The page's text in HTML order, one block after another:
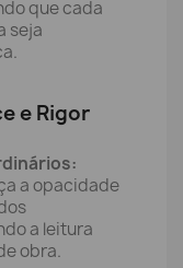
que cada
seja
e Rigor
a opacidade
a leitura
obra.